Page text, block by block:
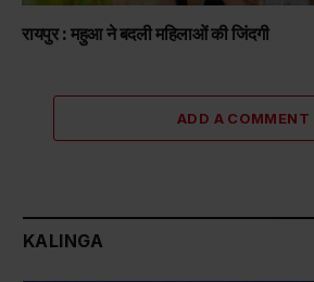
रायपुर : महुआ ने बदली महिलाओं की जिंदगी
ADD A COMMENT
KALINGA